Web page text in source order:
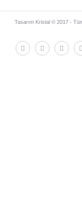
Tasarım Kristal © 2017 -